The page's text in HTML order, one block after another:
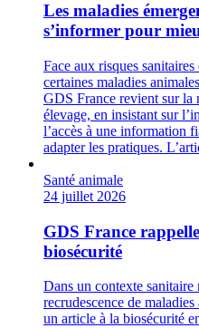
Les maladies
s’informer pour
Face aux risques
certaines maladies
GDS France revient sur la
élevage, en insistant sur
l’accès à une information
adapter les pratiques.
Santé animale
24 juillet 2026
GDS France
biosécurité
Dans un contexte sanitaire
recrudescence de
un article à la biosécurité